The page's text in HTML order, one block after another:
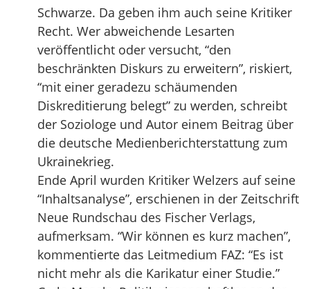
Schwarze. Da geben ihm auch seine Kritiker
Recht. Wer abweichende Lesarten
veröffentlicht oder versucht, “den
beschränkten Diskurs zu erweitern”, riskiert,
“mit einer geradezu schäumenden
Diskreditierung belegt” zu werden, schreibt
der Soziologe und Autor einem Beitrag über
die deutsche Medienberichterstattung zum
Ukrainekrieg.
Ende April wurden Kritiker Welzers auf seine
“Inhaltsanalyse”, erschienen in der Zeitschrift
Neue Rundschau des Fischer Verlags,
aufmerksam. “Wir können es kurz machen”,
kommentierte das Leitmedium FAZ: “Es ist
nicht mehr als die Karikatur einer Studie.”